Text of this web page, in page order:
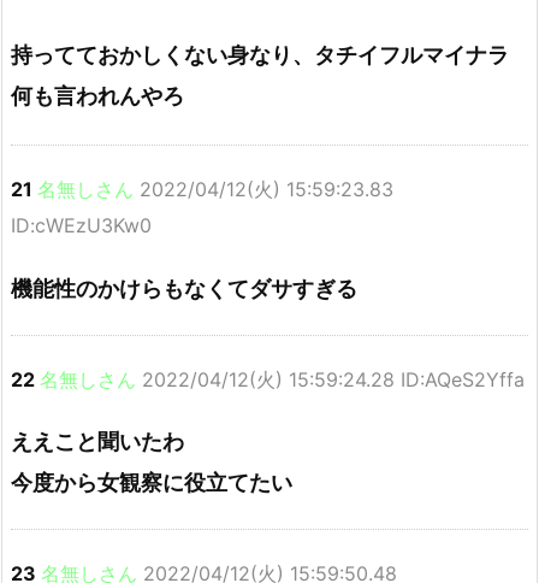
持ってておかしくない身なり、タチイフルマイナラ
何も言われんやろ
21 名無しさん 2022/04/12(火) 15:59:23.83
ID:cWEzU3Kw0
機能性のかけらもなくてダサすぎる
22 名無しさん 2022/04/12(火) 15:59:24.28 ID:AQeS2Yffa
ええこと聞いたわ
今度から女観察に役立てたい
23 名無しさん 2022/04/12(火) 15:59:50.48